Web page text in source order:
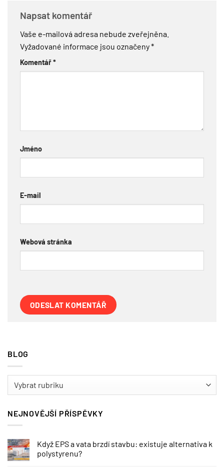
Napsat komentář
Vaše e-mailová adresa nebude zveřejněna.
Vyžadované informace jsou označeny*
Komentář*
Jméno
E-mail
Webová stránka
BLOG
NEJNOVĚJŠÍ PŘÍSPĚVKY
Když EPS a vata brzdí stavbu: existuje alternativa k
polystyrenu?